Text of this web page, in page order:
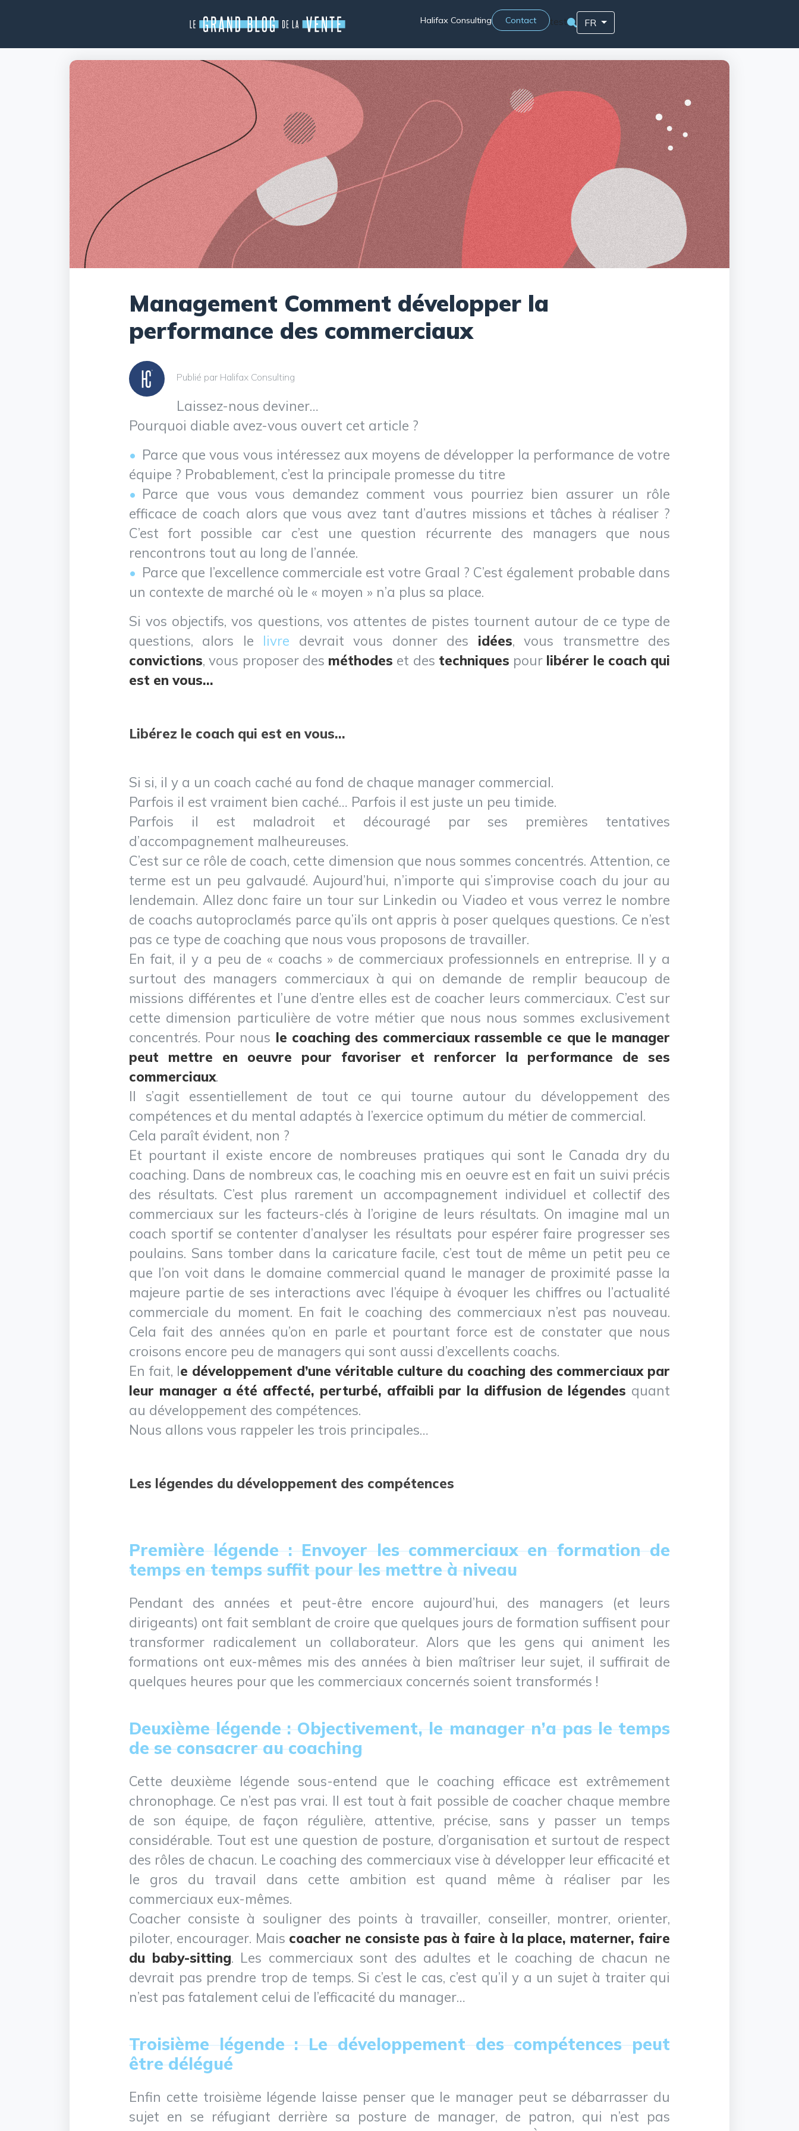
Halifax Consulting Contact test FR
Management Comment développer la
performance des commerciaux
Publié par Halifax Consulting
Laissez-nous deviner…
Pourquoi diable avez-vous ouvert cet article ?
Parce que vous vous intéressez aux moyens de développer la performance de votre
équipe ? Probablement, c’est la principale promesse du titre
Parce que vous vous demandez comment vous pourriez bien assurer un rôle
efficace de coach alors que vous avez tant d’autres missions et tâches à réaliser ?
C’est fort possible car c’est une question récurrente des managers que nous
rencontrons tout au long de l’année.
Parce que l’excellence commerciale est votre Graal ? C’est également probable dans
un contexte de marché où le « moyen » n’a plus sa place.
Si vos objectifs, vos questions, vos attentes de pistes tournent autour de ce type de
questions, alors le livre devrait vous donner des idées, vous transmettre des
convictions, vous proposer des méthodes et des techniques pour libérer le coach qui
est en vous…
Libérez le coach qui est en vous…
Si si, il y a un coach caché au fond de chaque manager commercial.
Parfois il est vraiment bien caché… Parfois il est juste un peu timide.
Parfois il est maladroit et découragé par ses premières tentatives
d’accompagnement malheureuses.
C’est sur ce rôle de coach, cette dimension que nous sommes concentrés. Attention, ce
terme est un peu galvaudé. Aujourd’hui, n’importe qui s’improvise coach du jour au
lendemain. Allez donc faire un tour sur Linkedin ou Viadeo et vous verrez le nombre
de coachs autoproclamés parce qu’ils ont appris à poser quelques questions. Ce n’est
pas ce type de coaching que nous vous proposons de travailler.
En fait, il y a peu de « coachs » de commerciaux professionnels en entreprise. Il y a
surtout des managers commerciaux à qui on demande de remplir beaucoup de
missions différentes et l’une d’entre elles est de coacher leurs commerciaux. C’est sur
cette dimension particulière de votre métier que nous nous sommes exclusivement
concentrés. Pour nous le coaching des commerciaux rassemble ce que le manager
peut mettre en oeuvre pour favoriser et renforcer la performance de ses
commerciaux.
Il s’agit essentiellement de tout ce qui tourne autour du développement des
compétences et du mental adaptés à l’exercice optimum du métier de commercial.
Cela paraît évident, non ?
Et pourtant il existe encore de nombreuses pratiques qui sont le Canada dry du
coaching. Dans de nombreux cas, le coaching mis en oeuvre est en fait un suivi précis
des résultats. C’est plus rarement un accompagnement individuel et collectif des
commerciaux sur les facteurs-clés à l’origine de leurs résultats. On imagine mal un
coach sportif se contenter d’analyser les résultats pour espérer faire progresser ses
poulains. Sans tomber dans la caricature facile, c’est tout de même un petit peu ce
que l’on voit dans le domaine commercial quand le manager de proximité passe la
majeure partie de ses interactions avec l’équipe à évoquer les chiffres ou l’actualité
commerciale du moment. En fait le coaching des commerciaux n’est pas nouveau.
Cela fait des années qu’on en parle et pourtant force est de constater que nous
croisons encore peu de managers qui sont aussi d’excellents coachs.
En fait, le développement d’une véritable culture du coaching des commerciaux par
leur manager a été affecté, perturbé, affaibli par la diffusion de légendes quant
au développement des compétences.
Nous allons vous rappeler les trois principales…
Les légendes du développement des compétences
Première légende : Envoyer les commerciaux en formation de
temps en temps suffit pour les mettre à niveau
Pendant des années et peut-être encore aujourd’hui, des managers (et leurs
dirigeants) ont fait semblant de croire que quelques jours de formation suffisent pour
transformer radicalement un collaborateur. Alors que les gens qui animent les
formations ont eux-mêmes mis des années à bien maîtriser leur sujet, il suffirait de
quelques heures pour que les commerciaux concernés soient transformés !
Deuxième légende : Objectivement, le manager n’a pas le temps
de se consacrer au coaching
Cette deuxième légende sous-entend que le coaching efficace est extrêmement
chronophage. Ce n’est pas vrai. Il est tout à fait possible de coacher chaque membre
de son équipe, de façon régulière, attentive, précise, sans y passer un temps
considérable. Tout est une question de posture, d’organisation et surtout de respect
des rôles de chacun. Le coaching des commerciaux vise à développer leur efficacité et
le gros du travail dans cette ambition est quand même à réaliser par les
commerciaux eux-mêmes.
Coacher consiste à souligner des points à travailler, conseiller, montrer, orienter,
piloter, encourager. Mais coacher ne consiste pas à faire à la place, materner, faire
du baby-sitting. Les commerciaux sont des adultes et le coaching de chacun ne
devrait pas prendre trop de temps. Si c’est le cas, c’est qu’il y a un sujet à traiter qui
n’est pas fatalement celui de l’efficacité du manager…
Troisième légende : Le développement des compétences peut
être délégué
Enfin cette troisième légende laisse penser que le manager peut se débarrasser du
sujet en se réfugiant derrière sa posture de manager, de patron, qui n’est pas